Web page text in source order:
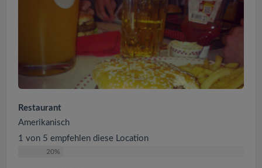
Restaurant
Amerikanisch
1 von 5 empfehlen diese Location
20%